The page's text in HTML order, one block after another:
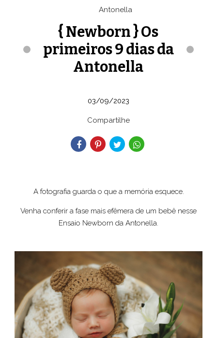
{ Newborn } Os
primeiros 9 dias da
Antonella
03/09/2023
Compartilhe
A fotografia guarda o que a memória esquece.
Venha conferir a fase mais efêmera de um bebê nesse
Ensaio Newborn da Antonella.